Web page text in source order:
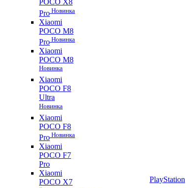
POCO X8
Pro Новинка
Xiaomi
POCO M8
Pro Новинка
Xiaomi
POCO M8
Новинка
Xiaomi
POCO F8
Ultra
Новинка
Xiaomi
POCO F8
Pro Новинка
Xiaomi
POCO F7
Pro
Xiaomi
POCO X7
PlayStation